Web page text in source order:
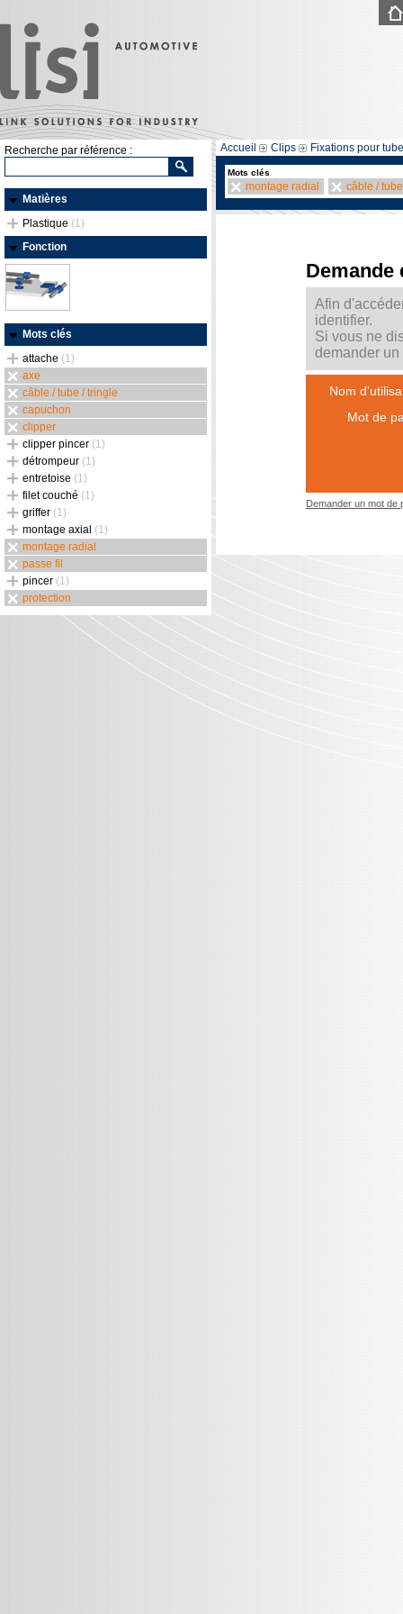
Recherche par référence :
Matières
Plastique (1)
Fonction
Mots clés
attache (1)
axe
câble / tube / tringle
capuchon
clipper
clipper pincer (1)
détrompeur (1)
entretoise (1)
filet couché (1)
griffer (1)
montage axial (1)
montage radial
passe fil
pincer (1)
protection
Accueil Clips Fixations pour
Mots clés
montage radial câble /
Demande
Afin
identifier.
Si vous ne
demander
Nom
Mot de
Demander un mot de